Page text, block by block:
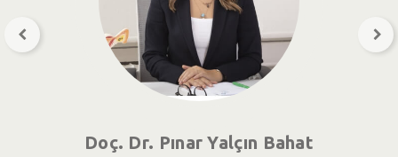
Doç. Dr. Pınar Yalçın Bahat